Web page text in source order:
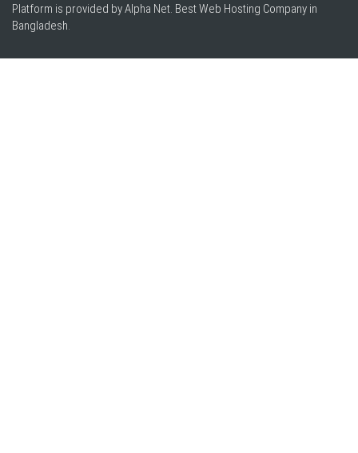
Platform is provided by Alpha Net. BestWeb Hosting Company in
Bangladesh.